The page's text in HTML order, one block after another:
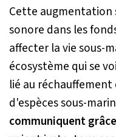
Cette augmentation
sonore dans les
affecter la vie sous-
écosystème qui se
lié au
d'espèces sous-
communiquent